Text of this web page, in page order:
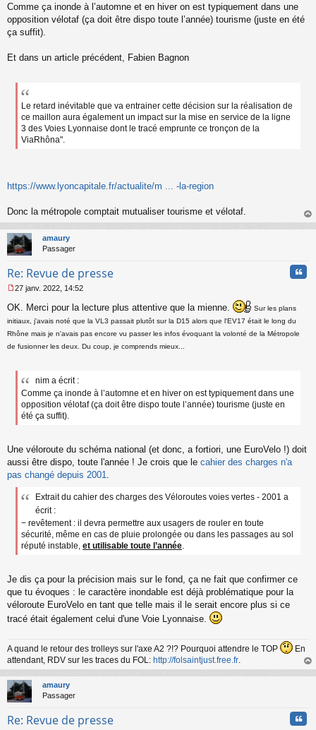
Comme ça inonde à l’automne et en hiver on est typiquement dans une
opposition vélotaf (ça doit être dispo toute l’année) tourisme (juste en été
ça suffit).
Et dans un article précédent, Fabien Bagnon
Le retard inévitable que va entrainer cette décision sur la réalisation de
ce maillon aura également un impact sur la mise en service de la ligne
3 des Voies Lyonnaise dont le tracé emprunte ce tronçon de la
ViaRhôna".
https://www.lyoncapitale.fr/actualite/m ... -la-region
Donc la métropole comptait mutualiser tourisme et vélotaf.
au
amaury
Passager
Re: Revue de presse
e
s
a
g
n
27 janv. 2022, 14:52
OK. Merci pour la lecture plus attentive que la mienne.
Sur les plans
initiaux, j'avais noté que la VL3 passait plutôt sur la D15 alors que l'EV17 était le long du
Rhône mais je n'avais pas encore vu passer les infos évoquant la volonté de la Métropole
de fusionner les deux. Du coup, je comprends mieux...
nim a écrit :
Comme ça inonde à l’automne et en hiver on est typiquement dans une
opposition vélotaf (ça doit être dispo toute l’année) tourisme (juste en
été ça suffit).
Une véloroute du schéma national (et donc, a fortiori, une EuroVelo !) doit
aussi être dispo, toute l'année ! Je crois que le cahier des charges n'a
pas changé depuis 2001
Extrait du cahier des charges des Véloroutes voies vertes - 2001 a
écrit :
− revêtement : il devra permettre aux usagers de rouler en toute
sécurité, même en cas de pluie prolongée ou dans les passages au sol
réputé instable, et utilisable toute l’année
Je dis ça pour la précision mais sur le fond, ça ne fait que confirmer ce
que tu évoques : le caractère inondable est déjà problématique pour la
véloroute EuroVelo en tant que telle mais il le serait encore plus si ce
tracé était également celui d'une Voie Lyonnaise.
A quand le retour des trolleys sur l'axe A2 ?!? Pourquoi attendre le TOP
En
attendant, RDV sur les traces du FOL: http://folsaintjust.free.fr.
au
amaury
Passager
Re: Revue de presse